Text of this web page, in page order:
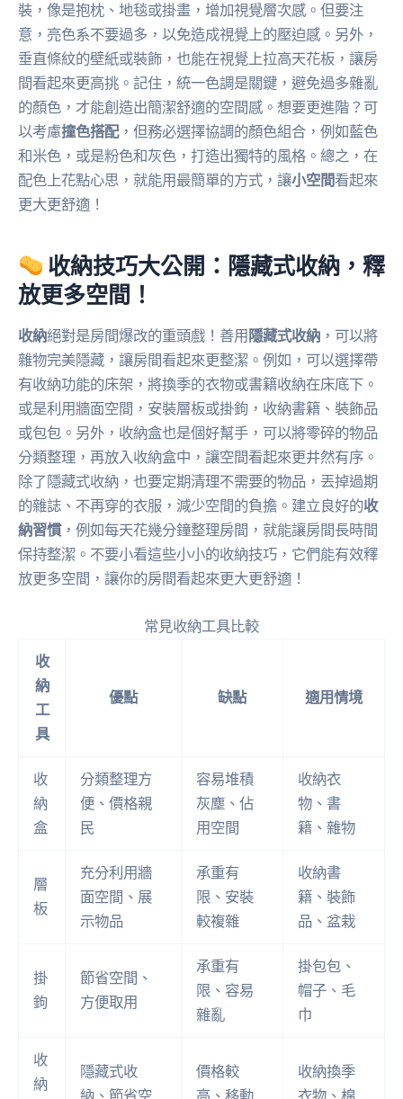
裝，像是抱枕、地毯或掛畫，增加視覺層次感。但要注
意，亮色系不要過多，以免造成視覺上的壓迫感。另外，
垂直條紋的壁紙或裝飾，也能在視覺上拉高天花板，讓房
間看起來更高挑。記住，統一色調是關鍵，避免過多雜亂
的顏色，才能創造出簡潔舒適的空間感。想要更進階？可
以考慮撞色搭配，但務必選擇協調的顏色組合，例如藍色
和米色，或是粉色和灰色，打造出獨特的風格。總之，在
配色上花點心思，就能用最簡單的方式，讓小空間看起來
更大更舒適！
收納技巧大公開：隱藏式收納，釋
放更多空間！
收納絕對是房間爆改的重頭戲！善用 隱藏式收納 ，可以將
雜物完美隱藏，讓房間看起來更整潔。例如，可以選擇帶
有收納功能的床架，將換季的衣物或書籍收納在床底下。
或是利用牆面空間，安裝層板或掛鉤，收納書籍、裝飾品
或包包。另外，收納盒也是個好幫手，可以將零碎的物品
分類整理，再放入收納盒中，讓空間看起來更井然有序。
除了隱藏式收納，也要定期清理不需要的物品，丟掉過期
的雜誌、不再穿的衣服，減少空間的負擔。建立良好的收
納習慣，例如每天花幾分鐘整理房間，就能讓房間長時間
保持整潔。不要小看這些小小的收納技巧，它們能有效釋
放更多空間，讓你的房間看起來更大更舒適！
常見收納工具比較
收
納
工
具
優點 缺點 適用情境
收
納
盒
分類整理方
便、價格親
民
容易堆積
灰塵、佔
用空間
收納衣
物、書
籍、雜物
層
板
充分利用牆
面空間、展
示物品
承重有
限、安裝
較複雜
收納書
籍、裝飾
品、盆栽
掛
鉤
節省空間、
方便取用
承重有
限、容易
雜亂
掛包包、
帽子、毛
巾
收
納
隱藏式收
價格較
收納換季